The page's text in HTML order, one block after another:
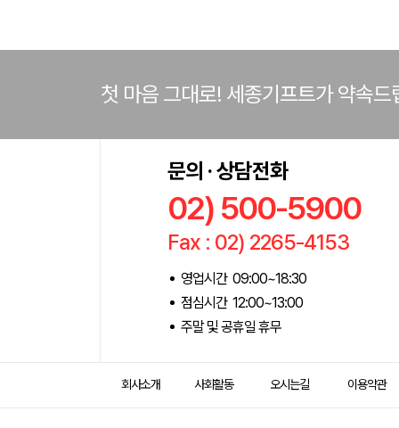
첫 마음 그대로! 세종기프트가 약속드
문의 · 상담전화
02) 500-5900
Fax : 02) 2265-4153
영업시간 09:00~18:30
점심시간 12:00~13:00
주말 및 공휴일 휴무
회사소개 사회활동 오시는길 이용약관